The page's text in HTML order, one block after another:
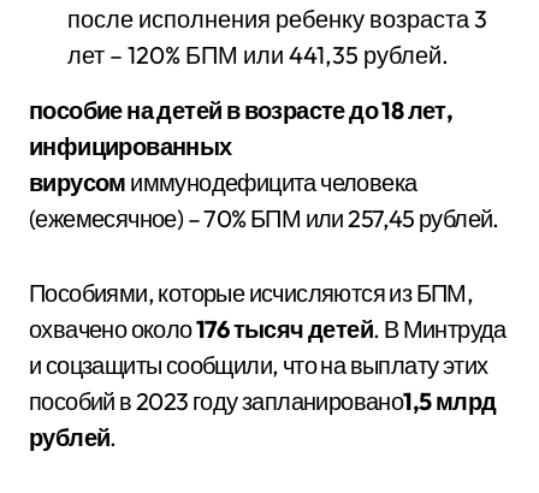
после исполнения ребенку возраста 3
лет – 120% БПМ или 441,35 рублей.
пособие на детей в возрасте до 18 лет,
инфицированных
вирусом иммунодефицита человека
(ежемесячное) – 70% БПМ или 257,45 рублей.
Пособиями, которые исчисляются из БПМ,
охвачено около176 тысяч детей. В Минтруда
и соцзащиты сообщили, что на выплату этих
пособий в 2023 году запланировано1,5 млрд
рублей.